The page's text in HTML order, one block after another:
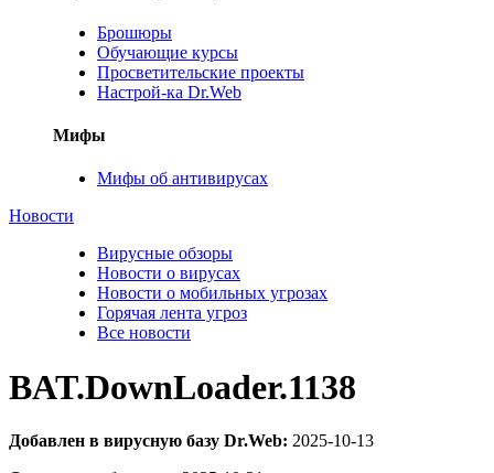
Брошюры
Обучающие курсы
Просветительские проекты
Настрой-ка Dr.Web
Мифы
Мифы об антивирусах
Новости
Вирусные обзоры
Новости о вирусах
Новости о мобильных угрозах
Горячая лента угроз
Все новости
BAT.DownLoader.1138
Добавлен в вирусную базу Dr.Web: 2025-10-13